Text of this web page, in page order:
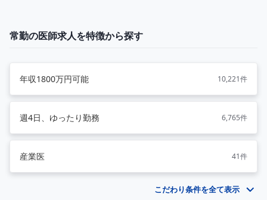
常勤の医師求人を特徴から探す
年収1800万円可能 10,221件
週4日、ゆったり勤務 6,765件
産業医 41件
こだわり条件を全て表示